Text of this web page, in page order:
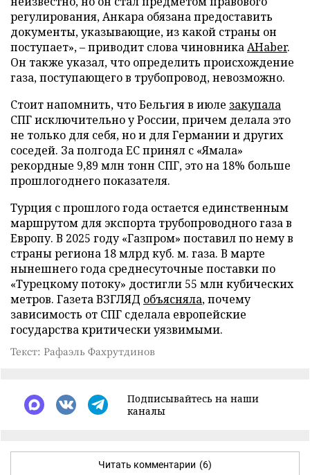
регулирования, Анкара обязана предоставить
документы, указывающие, из какой страны он
поступает», – приводит слова чиновникаAHaber.
Он также указал, что определить происхождение
газа, поступающего в трубопровод, невозможно.
Стоит напомнить, что Бельгия в июле закупала
СПГ исключительно у России, причем делала это
не только для себя, но и для Германии и других
соседей. За полгода ЕС принял с «Ямала»
рекордные 9,89 млн тонн СПГ, это на 18% больше
прошлогоднего показателя.
Турция с прошлого года остается единственным
маршрутом для экспорта трубопроводного газа в
Европу. В 2025 году «Газпром» поставил по нему в
страны региона 18 млрд куб. м. газа. В марте
нынешнего года среднесуточные поставки по
«Турецкому потоку» достигли 55 млн кубических
метров. Газета ВЗГЛЯД объясняла, почему
зависимость от СПГ сделала европейские
государства критически уязвимыми.
Текст: Рафаэль Фахрутдинов
Подписывайтесь на наши
каналы
Читать комментарии (6)